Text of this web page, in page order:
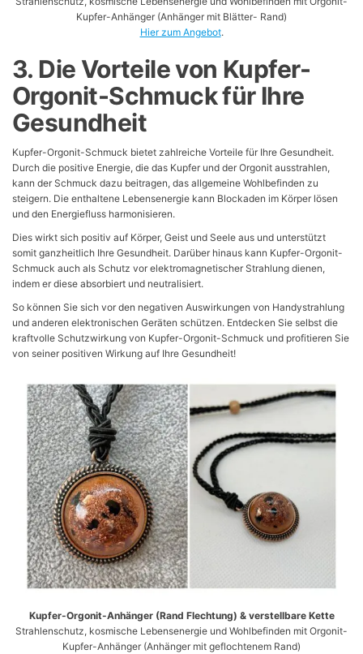
Kupfer-Anhänger (Anhänger mit Blätter- Rand)
Hier zum Angebot.
3. Die Vorteile von Kupfer-
Orgonit-Schmuck für Ihre
Gesundheit
Kupfer-Orgonit-Schmuck bietet zahlreiche Vorteile für Ihre Gesundheit.
Durch die positive Energie, die das Kupfer und der Orgonit ausstrahlen,
kann der Schmuck dazu beitragen, das allgemeine Wohlbefinden zu
steigern. Die enthaltene Lebensenergie kann Blockaden im Körper lösen
und den Energiefluss harmonisieren.
Dies wirkt sich positiv auf Körper, Geist und Seele aus und unterstützt
somit ganzheitlich Ihre Gesundheit. Darüber hinaus kann Kupfer-Orgonit-
Schmuck auch als Schutz vor elektromagnetischer Strahlung dienen,
indem er diese absorbiert und neutralisiert.
So können Sie sich vor den negativen Auswirkungen von Handystrahlung
und anderen elektronischen Geräten schützen. Entdecken Sie selbst die
kraftvolle Schutzwirkung von Kupfer-Orgonit-Schmuck und profitieren Sie
von seiner positiven Wirkung auf Ihre Gesundheit!
Kupfer-Orgonit-Anhänger (Rand Flechtung) & verstellbare Kette
Strahlenschutz, kosmische Lebensenergie und Wohlbefinden mit Orgonit-
Kupfer-Anhänger (Anhänger mit geflochtenem Rand)